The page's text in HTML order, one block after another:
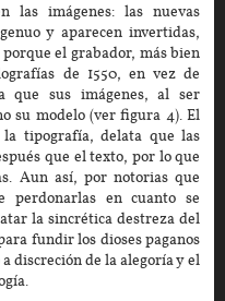
las imágenes: las nuevas
y aparecen invertidas,
el grabador, más bien
de 1550, en vez de
que sus imágenes, al ser
su modelo (ver figura 4). El
tipografía, delata que las
que el texto, por lo que
Aun así, por notorias que
perdonarlas en cuanto se
la sincrética destreza del
fundir los dioses paganos
discreción de la alegoría y el